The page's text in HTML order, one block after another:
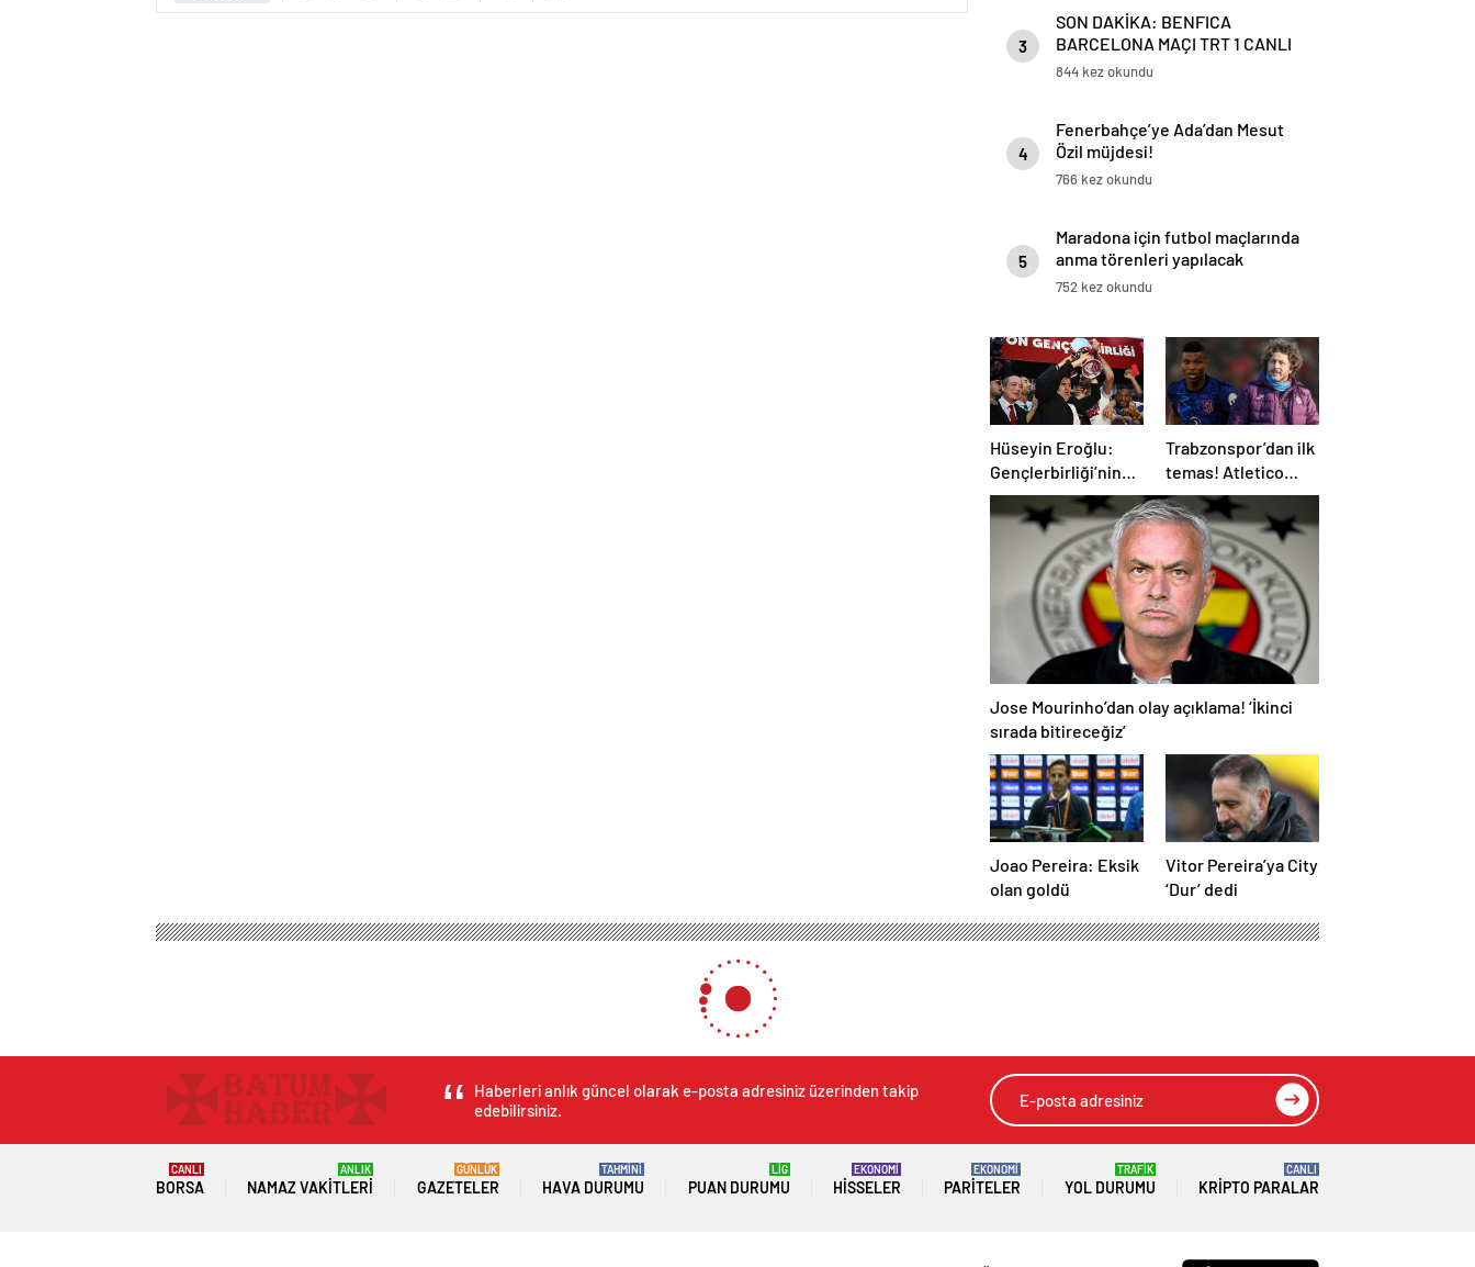
3
SON DAKİKA: BENFICA
BARCELONA MAÇI TRT 1 CANLI
İZLE: Benfica Barcelona Maçı
844 kez okundu
4
Fenerbahçe’ye Ada’dan Mesut
Özil müjdesi!
766 kez okundu
5
Maradona için futbol maçlarında
anma törenleri yapılacak
752 kez okundu
Hüseyin Eroğlu:
Gençlerbirliği’nin
yeri Süper Lig’dir
Trabzonspor’dan ilk
temas! Atletico
Madrid’in yıldızı
gündemde
Jose Mourinho’dan olay açıklama! ‘İkinci
sırada bitireceğiz’
Joao Pereira: Eksik
olan goldü
Vitor Pereira’ya City
‘Dur’ dedi
Haberleri anlık güncel olarak e-posta adresiniz üzerinden takip
edebilirsiniz.
BORSA
CANLI
NAMAZ VAKITLERI
ANLIK
GAZETELER
GÜNLÜK
HAVA DURUMU
TAHMİNİ
PUAN DURUMU
LİG
HISSELER
EKONOMİ
PARITELER
EKONOMİ
YOL DURUMU
TRAFİK
KRIPTO PARALAR
CANLI